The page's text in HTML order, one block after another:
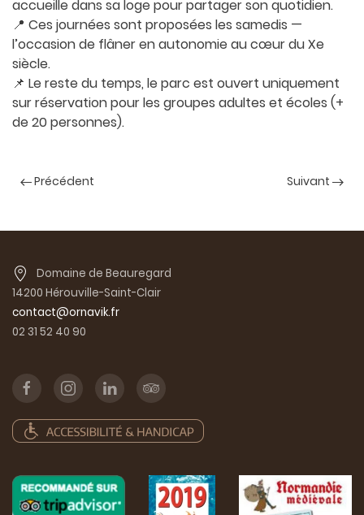
accueille dans sa loge pour partager son quotidien.
📍 Ces journées sont proposées les samedis —
l’occasion de flâner en autonomie au cœur du Xe
siècle.
📌 Le reste du temps, le parc est ouvert uniquement
sur réservation pour les groupes adultes et écoles (+
de 20 personnes).
Précédent Suivant
Domaine de Beauregard
14200 Hérouville-Saint-Clair
contact@ornavik.fr
02 31 52 40 90